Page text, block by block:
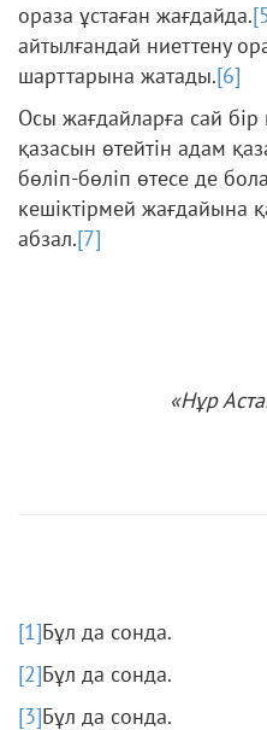
ораза ұстаған жағдайда.
айтылғандай ниеттену
шарттарына жатады.[6]
Осы жағдайларға сай
қазасын өтейтін адам
бөліп-бөліп өтесе де
кешіктірмей жағдайына
абзал.[7]
«Нұр
[1]Бұл да сонда.
[2]Бұл да сонда.
[3]Бұл да сонда.